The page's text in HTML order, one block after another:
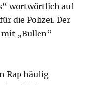
wortwörtlich auf
die Polizei. Der
mit „Bullen“
Rap häufig